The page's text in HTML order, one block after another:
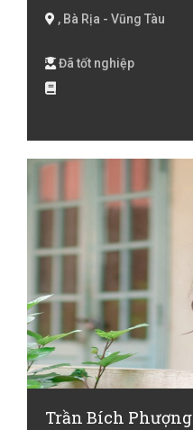
, Bà Rịa - Vũng Tàu
Đã tốt nghiệp
Trần Bích Phượng